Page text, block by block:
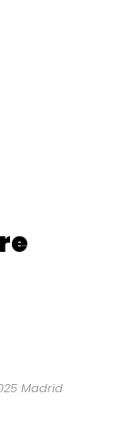
Madrid